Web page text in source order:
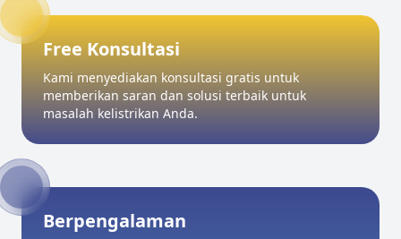
Free Konsultasi
Kami menyediakan konsultasi gratis untuk
memberikan saran dan solusi terbaik untuk
masalah kelistrikan Anda.
Berpengalaman